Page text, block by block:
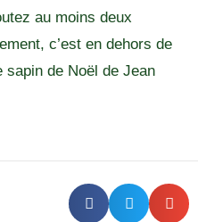
au moins deux
c’est en dehors de
sapin de Noël de Jean